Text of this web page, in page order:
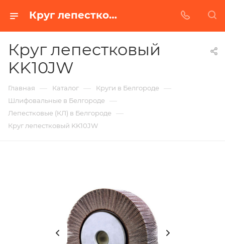
Круг лепестковый KK10JW в Белгороде | Купить по недорогой цене от Абразивного Завода
Круг лепестковый
KK10JW
Главная — Каталог — Круги в Белгороде —
Шлифовальные в Белгороде —
Лепестковые (КЛ) в Белгороде —
Круг лепестковый KK10JW